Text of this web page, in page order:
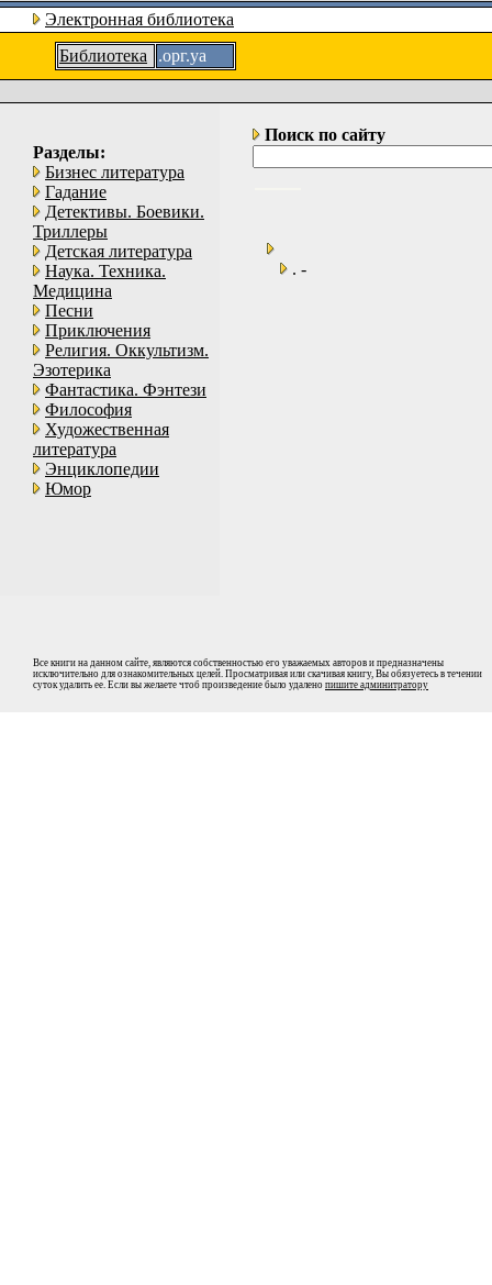
Электронная библиотека
Библиотека
.орг.уа
Разделы:
Бизнес литература
Гадание
Детективы. Боевики.
Триллеры
Детская литература
Наука. Техника.
Медицина
Песни
Приключения
Религия. Оккультизм.
Эзотерика
Фантастика. Фэнтези
Философия
Художественная
литература
Энциклопедии
Юмор
Поиск по сайту
. -
Все книги на данном сайте, являются собственностью его уважаемых авторов и предназначены
исключительно для ознакомительных целей. Просматривая или скачивая книгу, Вы обязуетесь в течении
суток удалить ее. Если вы желаете чтоб произведение было удалено пишите админитратору